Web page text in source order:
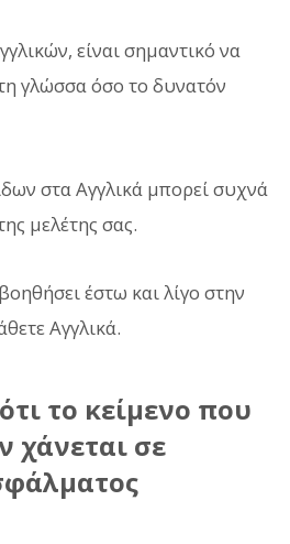
είναι σημαντικό να
γλώσσα όσο το δυνατόν
στα Αγγλικά μπορεί συχνά
μελέτης σας.
έστω και λίγο στην
Αγγλικά.
το κείμενο που
χάνεται σε